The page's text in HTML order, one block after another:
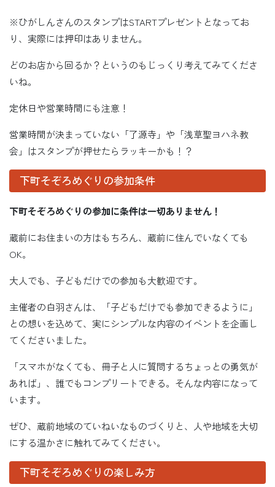
※ひがしんさんのスタンプはSTARTプレゼントとなってお
り、実際には押印はありません。
どのお店から回るか？というのもじっくり考えてみてくださ
いね。
定休日や営業時間にも注意！
営業時間が決まっていない「了源寺」や「浅草聖ヨハネ教
会」はスタンプが押せたらラッキーかも！？
下町そぞろめぐりの参加条件
下町そぞろめぐりの参加に条件は一切ありません！
蔵前にお住まいの方はもちろん、蔵前に住んでいなくても
OK。
大人でも、子どもだけでの参加も大歓迎です。
主催者の白羽さんは、「子どもだけでも参加できるように」
との想いを込めて、実にシンプルな内容のイベントを企画し
てくださいました。
「スマホがなくても、冊子と人に質問するちょっとの勇気が
あれば」、誰でもコンプリートできる。そんな内容になって
います。
ぜひ、蔵前地域のていねいなものづくりと、人や地域を大切
にする温かさに触れてみてください。
下町そぞろめぐりの楽しみ方